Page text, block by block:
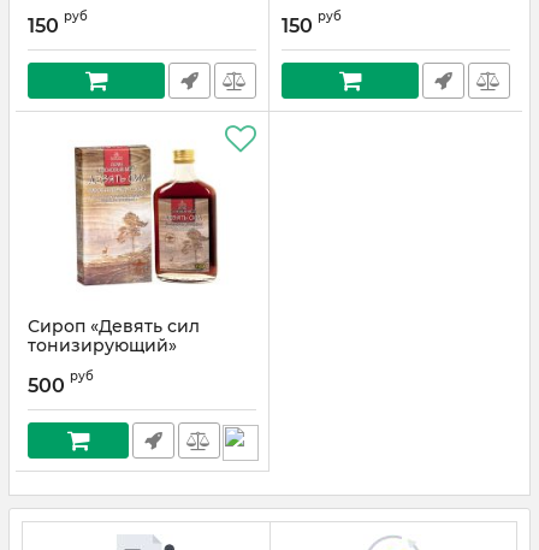
150 руб 150 руб
Сироп «Девять сил
тонизирующий»
500 руб